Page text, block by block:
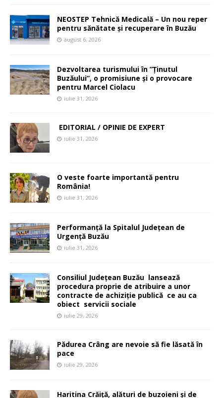
NEOSTEP Tehnică Medicală – Un nou reper
pentru sănătate și recuperare în Buzău
august 6, 2026
Dezvoltarea turismului în ”Ținutul
Buzăului”, o promisiune și o provocare
pentru Marcel Ciolacu
iulie 31, 2026
EDITORIAL / OPINIE DE EXPERT
iulie 31, 2026
O veste foarte importantă pentru
România!
iulie 31, 2026
Performanță la Spitalul Județean de
Urgență Buzău
iulie 31, 2026
Consiliul Județean Buzău lansează
procedura proprie de atribuire a unor
contracte de achiziție publică ce au ca
obiect servicii sociale
iulie 29, 2026
Pădurea Crâng are nevoie să fie lăsată în
pace
iulie 29, 2026
Haritina Crăiță, alături de buzoieni și de